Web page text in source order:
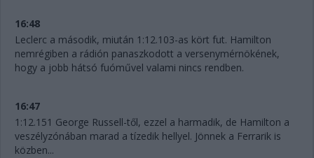
16:48
Leclerc a második, miután 1:12.103-as kört fut. Hamilton
nemrégiben a rádión panaszkodott a versenymérnökének,
hogy a jobb hátsó fuóművel valami nincs rendben.
16:47
1:12.151 George Russell-től, ezzel a harmadik, de Hamilton a
veszélyzónában marad a tízedik hellyel. Jönnek a Ferrarik is
közben...